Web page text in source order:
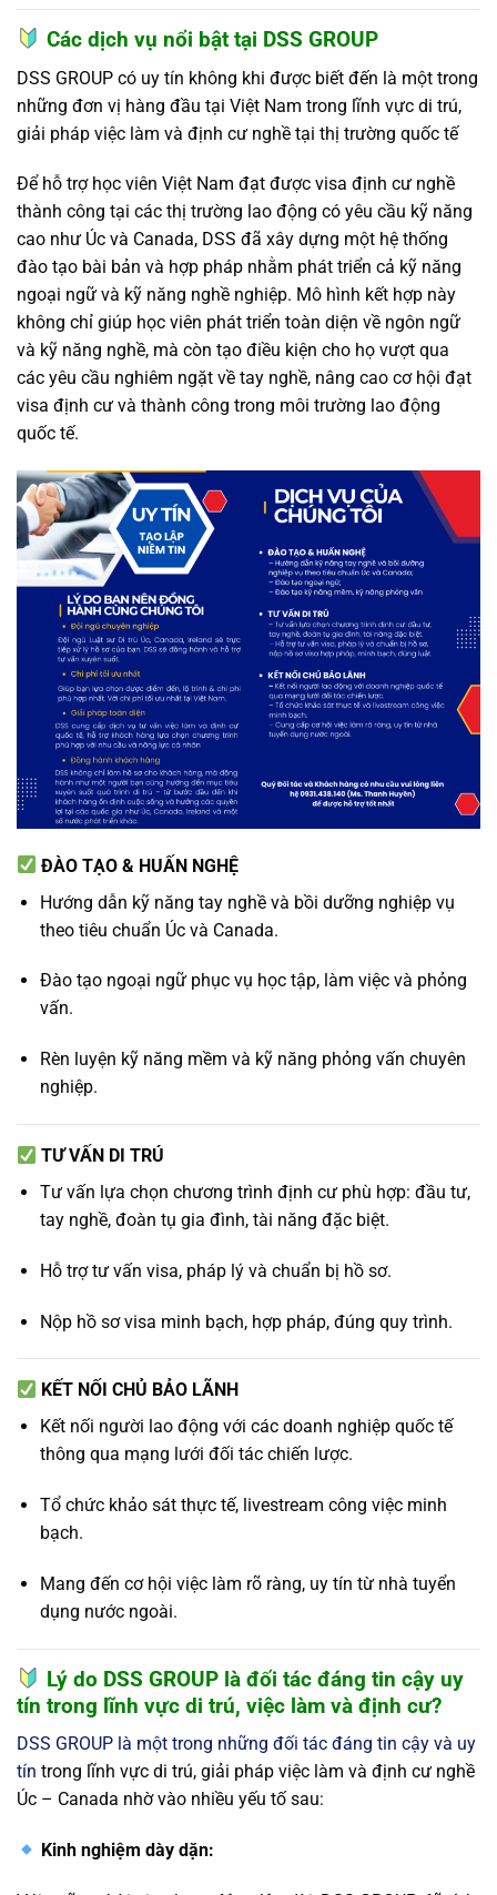
Các dịch vụ nổi bật tại DSS GROUP
DSS GROUP có uy tín không khi được biết đến là một trong
những đơn vị hàng đầu tại Việt Nam trong lĩnh vực di trú,
giải pháp việc làm và định cư nghề tại thị trường quốc tế
Để hỗ trợ học viên Việt Nam đạt được visa định cư nghề
thành công tại các thị trường lao động có yêu cầu kỹ năng
cao như Úc và Canada, DSS đã xây dựng một hệ thống
đào tạo bài bản và hợp pháp nhằm phát triển cả kỹ năng
ngoại ngữ và kỹ năng nghề nghiệp. Mô hình kết hợp này
không chỉ giúp học viên phát triển toàn diện về ngôn ngữ
và kỹ năng nghề, mà còn tạo điều kiện cho họ vượt qua
các yêu cầu nghiêm ngặt về tay nghề, nâng cao cơ hội đạt
visa định cư và thành công trong môi trường lao động
quốc tế.
ĐÀO TẠO & HUẤN NGHỆ
Hướng dẫn kỹ năng tay nghề và bồi dưỡng nghiệp vụ
theo tiêu chuẩn Úc và Canada.
Đào tạo ngoại ngữ phục vụ học tập, làm việc và phỏng
vấn.
Rèn luyện kỹ năng mềm và kỹ năng phỏng vấn chuyên
nghiệp.
TƯ VẤN DI TRÚ
Tư vấn lựa chọn chương trình định cư phù hợp: đầu tư,
tay nghề, đoàn tụ gia đình, tài năng đặc biệt.
Hỗ trợ tư vấn visa, pháp lý và chuẩn bị hồ sơ.
Nộp hồ sơ visa minh bạch, hợp pháp, đúng quy trình.
KẾT NỐI CHỦ BẢO LÃNH
Kết nối người lao động với các doanh nghiệp quốc tế
thông qua mạng lưới đối tác chiến lược.
Tổ chức khảo sát thực tế, livestream công việc minh
bạch.
Mang đến cơ hội việc làm rõ ràng, uy tín từ nhà tuyển
dụng nước ngoài.
Lý do DSS GROUP là đối tác đáng tin cậy uy
tín trong lĩnh vực di trú, việc làm và định cư?
DSS GROUP là một trong những đối tác đáng tin cậy và uy
tín trong lĩnh vực di trú, giải pháp việc làm và định cư nghề
Úc – Canada nhờ vào nhiều yếu tố sau:
Kinh nghiệm dày dặn: